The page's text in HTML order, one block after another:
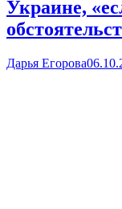
Украине,
Дарья Егорова